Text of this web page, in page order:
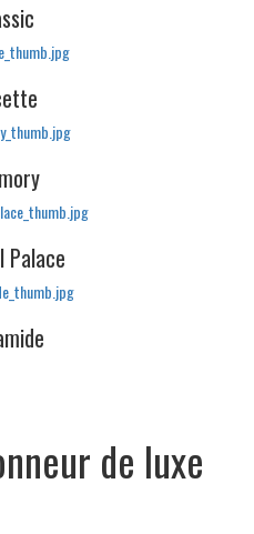
Palace
de luxe